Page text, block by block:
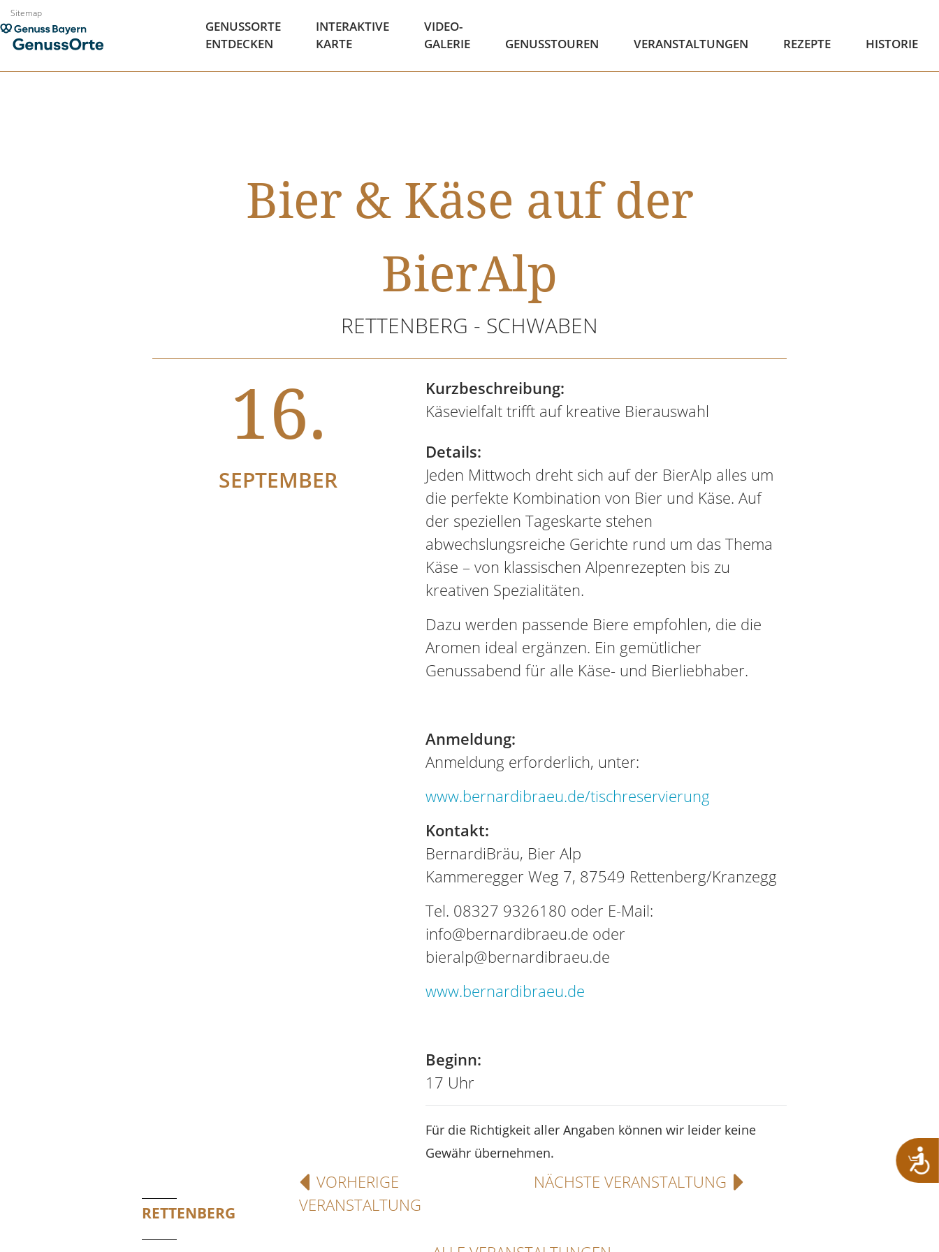
Zum
Inhalt
springen
Sitemap
GENUSSORTE
ENTDECKEN
INTERAKTIVE
KARTE
VIDEO-
GALERIE
GENUSSTOUREN VERANSTALTUNGEN REZEPTE HISTORIE
Bier & Käse auf der
BierAlp
RETTENBERG - SCHWABEN
16.
SEPTEMBER
Kurzbeschreibung:
Käsevielfalt trifft auf kreative Bierauswahl
Details:
Jeden Mittwoch dreht sich auf der BierAlp alles um
die perfekte Kombination von Bier und Käse. Auf
der speziellen Tageskarte stehen
abwechslungsreiche Gerichte rund um das Thema
Käse – von klassischen Alpenrezepten bis zu
kreativen Spezialitäten.
Dazu werden passende Biere empfohlen, die die
Aromen ideal ergänzen. Ein gemütlicher
Genussabend für alle Käse- und Bierliebhaber.
Anmeldung:
Anmeldung erforderlich, unter:
www.bernardibraeu.de/tischreservierung
Kontakt:
BernardiBräu, Bier Alp
Kammeregger Weg 7, 87549 Rettenberg/Kranzegg
Tel. 08327 9326180 oder E-Mail:
info@bernardibraeu.de oder
bieralp@bernardibraeu.de
www.bernardibraeu.de
Beginn:
17 Uhr
Für die Richtigkeit aller Angaben können wir leider keine
Gewähr übernehmen.
RETTENBERG
VORHERIGE
VERANSTALTUNG
NÄCHSTE VERANSTALTUNG